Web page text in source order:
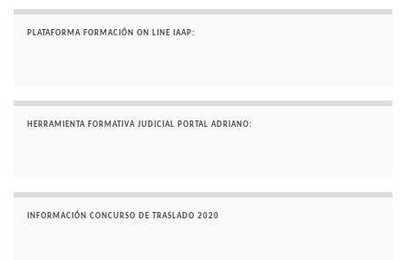
PLATAFORMA FORMACIÓN ON LINE IAAP:
HERRAMIENTA FORMATIVA JUDICIAL PORTAL ADRIANO:
INFORMACIÓN CONCURSO DE TRASLADO 2020